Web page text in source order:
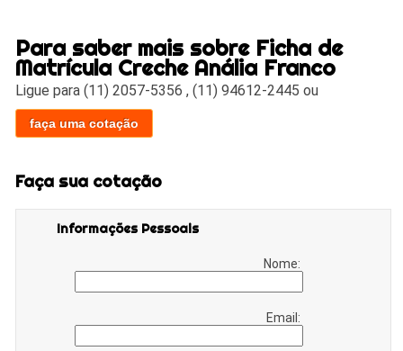
Para saber mais sobre Ficha de
Matrícula Creche Anália Franco
Ligue para(11) 2057-5356 ,(11) 94612-2445 ou
faça uma cotação
Faça sua cotação
Informações Pessoais
Nome:
Email: